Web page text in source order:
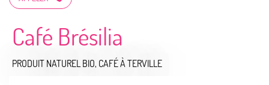
Café Brésilia
PRODUIT NATUREL BIO, CAFÉÀ TERVILLE